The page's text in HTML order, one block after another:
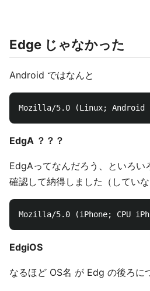
Edge じゃなかった
Android ではなんと
EdgA ？？？
EdgAってなんだろう、といろい
確認して納得しました（していな
EdgiOS
なるほど OS名 が Edg の後ろに